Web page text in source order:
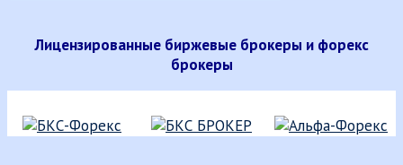
Лицензированные биржевые брокеры и форекс
брокеры